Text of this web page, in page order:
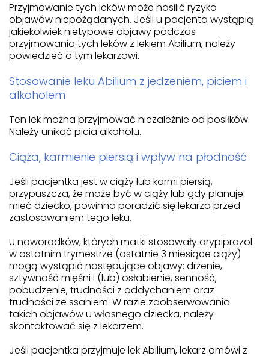
Przyjmowanie tych leków może nasilić ryzyko
objawów niepożądanych. Jeśli u pacjenta wystąpią
jakiekolwiek nietypowe objawy podczas
przyjmowania tych leków z lekiem Abilium, należy
powiedzieć o tym lekarzowi.
Stosowanie leku Abilium z jedzeniem, piciem i
alkoholem
Ten lek można przyjmować niezależnie od posiłków.
Należy unikać picia alkoholu.
Ciąża, karmienie piersią i wpływ na płodność
Jeśli pacjentka jest w ciąży lub karmi piersią,
przypuszcza, że może być w ciąży lub gdy planuje
mieć dziecko, powinna poradzić się lekarza przed
zastosowaniem tego leku.
U noworodków, których matki stosowały arypiprazol
w ostatnim trymestrze (ostatnie 3 miesiące ciąży)
mogą wystąpić następujące objawy: drżenie,
sztywność mięśni i (lub) osłabienie, senność,
pobudzenie, trudności z oddychaniem oraz
trudności ze ssaniem. W razie zaobserwowania
takich objawów u własnego dziecka, należy
skontaktować się z lekarzem.
Jeśli pacjentka przyjmuje lek Abilium, lekarz omówi z